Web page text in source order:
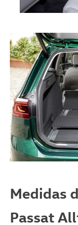
Medidas
Passat